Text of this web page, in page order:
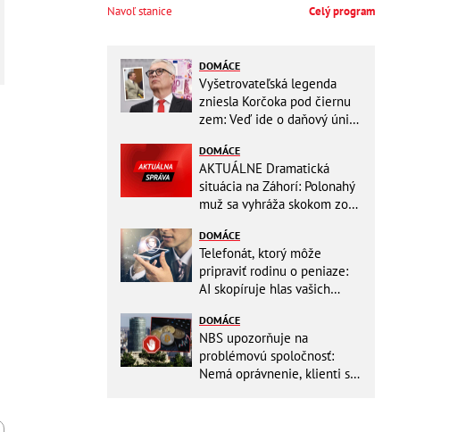
Navoľ stanice Celý program
DOMÁCE
Vyšetrovateľská legenda
zniesla Korčoka pod čiernu
zem: Veď ide o daňový únik
basou!
DOMÁCE
AKTUÁLNE Dramatická
situácia na Záhorí: Polonahý
muž sa vyhráža skokom zo
nepremávajú
DOMÁCE
Telefonát, ktorý môže
pripraviť rodinu o peniaze:
AI skopíruje hlas vašich
jednoduchý trik
DOMÁCE
NBS upozorňuje na
problémovú spoločnosť:
Nemá oprávnenie, klienti sa